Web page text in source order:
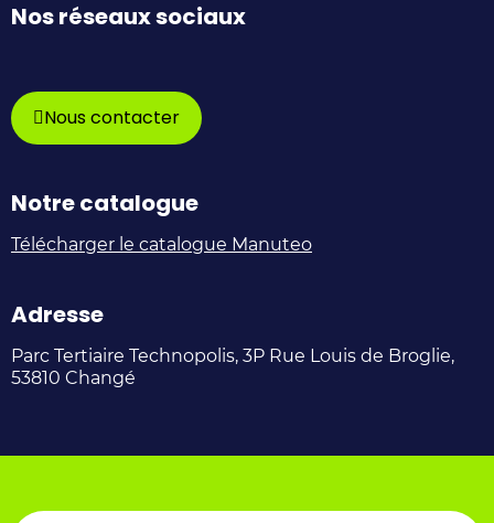
Nos réseaux sociaux
–
Groupe
Smartlog
sur
Linkedin
sur
X
/
Twitter
sur
Facebook
sur
Instagram
sur
Youtube
Nous contacter
Notre catalogue
Télécharger le catalogue Manuteo
Adresse
Parc Tertiaire Technopolis, 3P Rue Louis de Broglie,
53810 Changé